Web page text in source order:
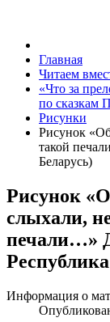
Главная
Читаем
«Что за
по сказкам
Рисунки
Рисунок
такой
Беларусь)
Рисунок
слыхали,
печали…»
Информация о